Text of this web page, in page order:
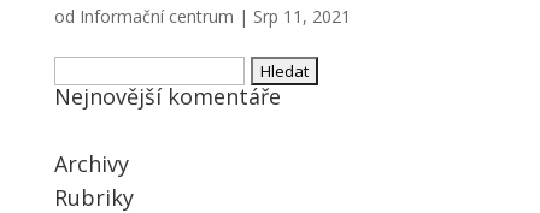
od Informační centrum | Srp 11, 2021
Vyhledávání
Nejnovější komentáře
Archivy
Rubriky